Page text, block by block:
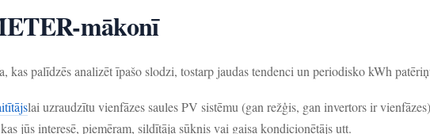
mākonī
palīdzēs analizēt īpašo slodzi, tostarp jaudas tendenci un periodisko kWh
lai uzraudzītu vienfāzes saules PV sistēmu (gan režģis, gan invertors ir
jūs interesē, piemēram, sildītāja sūknis vai gaisa kondicionētājs utt.